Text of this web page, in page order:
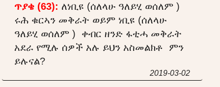
ጥያቄ (63): ለነቢዩ (ሰለላሁ ዓለይሂ ወሰለም )
ሩሕ ቁርኣን መቅራት ወይም ነቢዩ (ሰለላሁ
ዓለይሂ ወሰለም ) ቀብር ዘንድ ፋቲሓ መቅራት
አደራ የሚሉ ሰዎች አሉ ይህን አስመልክቶ ምን
ይሉናል?
2019-03-02